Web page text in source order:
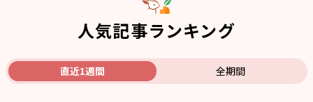
人気記事ランキング
直近1週間 全期間